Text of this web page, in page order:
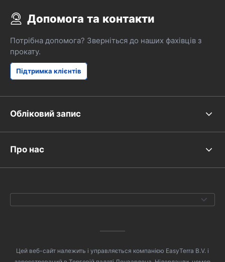
Допомога та контакти
Потрібна допомога? Зверніться до наших фахівців з
прокату.
Підтримка клієнтів
Обліковий запис
Про нас
Цей веб-сайт належить і управляється компанією EasyTerra B.V. і